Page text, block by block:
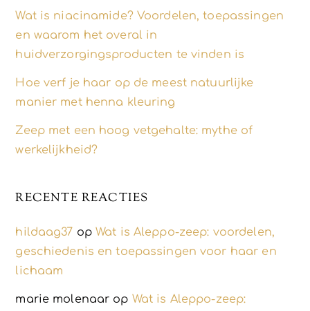
Wat is niacinamide? Voordelen, toepassingen
en waarom het overal in
huidverzorgingsproducten te vinden is
Hoe verf je haar op de meest natuurlijke
manier met henna kleuring
Zeep met een hoog vetgehalte: mythe of
werkelijkheid?
RECENTE REACTIES
hildaag37 opWat is Aleppo-zeep: voordelen,
geschiedenis en toepassingen voor haar en
lichaam
marie molenaar op Wat is Aleppo-zeep: